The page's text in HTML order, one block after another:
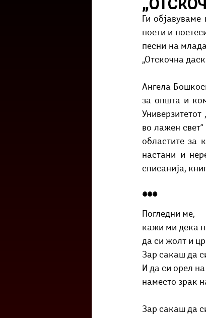
Културоглед Мелемузика
Го зборевме ова?
Ги
поети и
песни на
„Отскочна
Ангела
за општа и
во лажен
областите за
настани и
списанија,
***
Погледни ме,
кажи ми дека
да си жолт и
Зар сакаш да
И да си орел
наместо зрак
Зар сакаш да